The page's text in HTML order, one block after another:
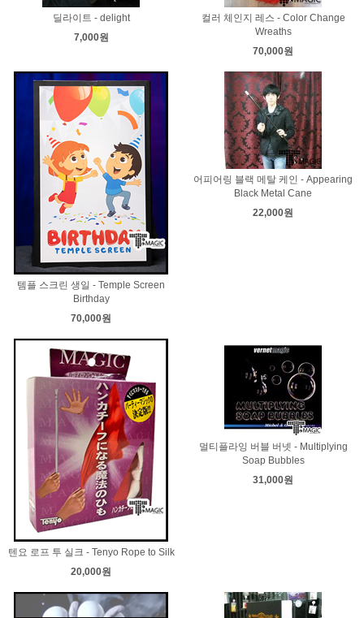
딜라이트 - delight
7,000원
컬러 체인지 레스 - Color Change
Wreaths
70,000원
템플 스크린 생일 - Temple Screen
Birthday
70,000원
어피어링 블랙 메탈 케인 - Appearing
Black Metal Cane
22,000원
텐요 로프 투 실크 - Tenyo Rope to Silk
20,000원
멀티플라잉 버블 버넷 - Multiplying
Soap Bubbles
31,000원